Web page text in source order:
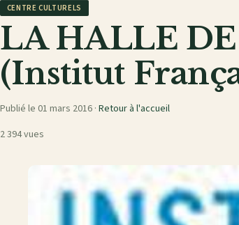
CENTRE CULTURELS
LA HALLE
(Institut
Publié le 01 mars 2016 · Retour à l'accueil
2 394 vues